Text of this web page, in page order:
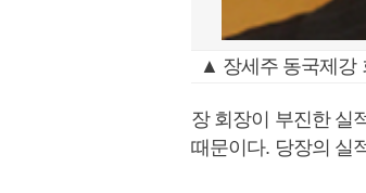
▲ 장세주 동국제강
장 회장이 부진한 실
때문이다. 당장의 실